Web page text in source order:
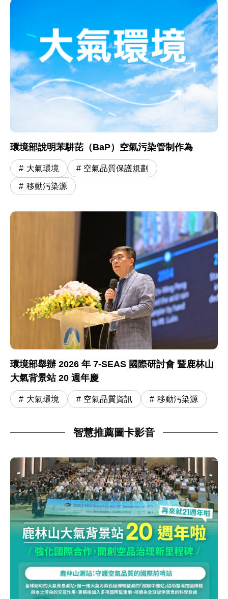
環境部說明苯駢芘（BaP）空氣污染管制作為
大氣環境 空氣品質保護規劃
移動污染源
環境部舉辦 2026 年 7-SEAS 國際研討會 暨鹿林山
大氣背景站 20 週年慶
大氣環境 空氣品質資訊 移動污染源
智慧推薦圖卡影音